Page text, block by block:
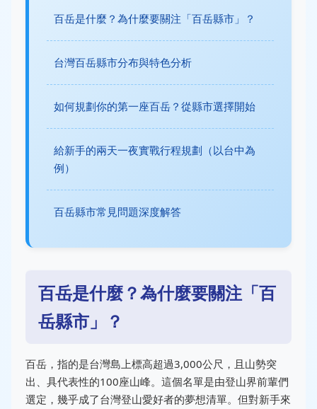
百岳是什麼？為什麼要關注「百岳縣市」？
台灣百岳縣市分布與特色分析
如何規劃你的第一座百岳？從縣市選擇開始
給新手的兩天一夜實戰行程規劃（以台中為
例）
百岳縣市常見問題深度解答
百岳是什麼？為什麼要關注「百
岳縣市」？
百岳，指的是台灣島上標高超過3,000公尺，且山勢突
出、具代表性的100座山峰。這個名單是由登山界前輩們
選定，幾乎成了台灣登山愛好者的夢想清單。但對新手來